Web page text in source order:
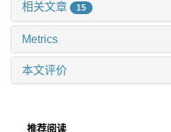
相关文章 15
Metrics
本文评价
推荐阅读